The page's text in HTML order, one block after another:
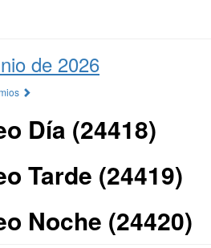
de 2026
Día (24418)
Tarde (24419)
Noche (24420)